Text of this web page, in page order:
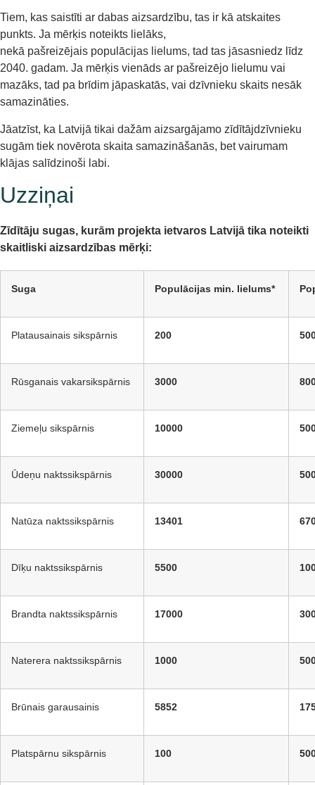
Tiem, kas saistīti ar dabas aizsardzību, tas ir kā atskaites
punkts. Ja mērķis noteikts lielāks,
nekā pašreizējais populācijas lielums, tad tas jāsasniedz līdz
2040. gadam. Ja mērķis vienāds ar pašreizējo lielumu vai
mazāks, tad pa brīdim jāpaskatās, vai dzīvnieku skaits nesāk
samazināties.
Jāatzīst, ka Latvijā tikai dažām aizsargājamo zīdītājdzīvnieku
sugām tiek novērota skaita samazināšanās, bet vairumam
klājas salīdzinoši labi.
Uzziņai
Zīdītāju sugas, kurām projekta ietvaros Latvijā tika noteikti
skaitliski aizsardzības mērķi:
Suga Populācijas min. lielums*
Platausainais sikspārnis 200
Rūsganais vakarsikspārnis 3000
Ziemeļu sikspārnis 10000
Ūdeņu naktssikspārnis 30000
Natūza naktssikspārnis 13401
Dīķu naktssikspārnis 5500
Brandta naktssikspārnis 17000
Naterera naktssikspārnis 1000
Brūnais garausainis 5852
Platspārnu sikspārnis 100